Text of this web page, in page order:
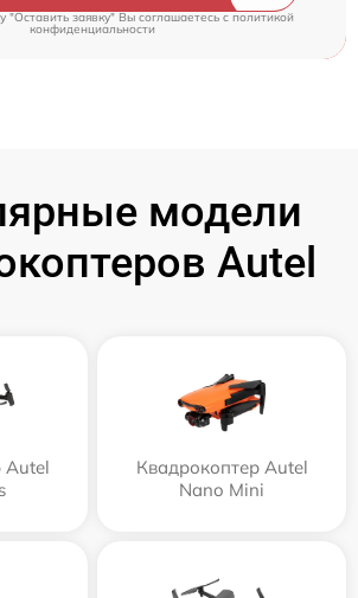
"Оставить заявку" Вы соглашаетесь c политикой
конфиденциальности
модели
Autel
Autel
Квадрокоптер Autel
Nano Mini